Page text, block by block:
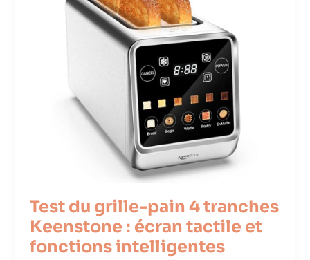
Test du grille-pain 4 tranches
Keenstone : écran tactile et
fonctions intelligentes